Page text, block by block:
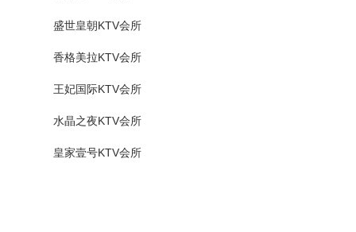
盛世皇朝KTV会所
香格美拉KTV会所
王妃国际KTV会所
水晶之夜KTV会所
皇家壹号KTV会所